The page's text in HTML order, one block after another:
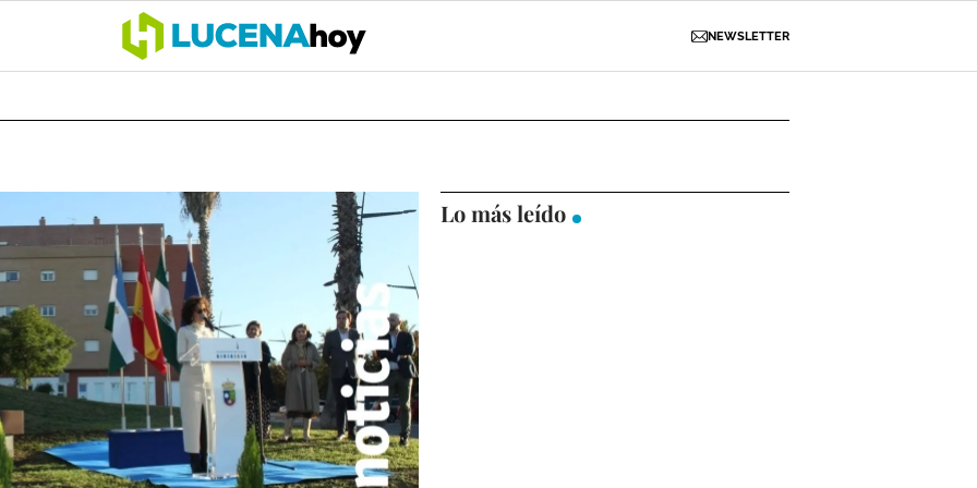
NEWSLETTER
Lo más leído